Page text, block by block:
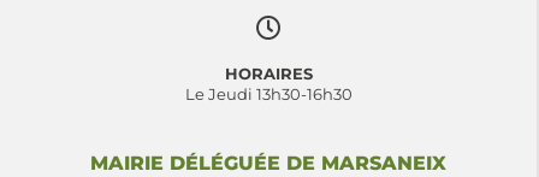
HORAIRES
Le Jeudi 13h30-16h30
MAIRIE DÉLÉGUÉE DE MARSANEIX